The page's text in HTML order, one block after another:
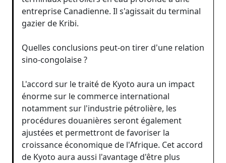
entreprise Canadienne. Il s'agissait du terminal
gazier de Kribi.
Quelles conclusions peut-on tirer d'une relation
sino-congolaise ?
L'accord sur le traité de Kyoto aura un impact
énorme sur le commerce international
notamment sur l'industrie pétrolière, les
procédures douanières seront également
ajustées et permettront de favoriser la
croissance économique de l'Afrique. Cet accord
de Kyoto aura aussi l'avantage d'être plus